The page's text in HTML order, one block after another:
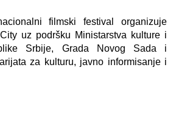
filmski festival organizuje
uz podršku Ministarstva kulture i
Srbije, Grada Novog Sada i
za kulturu, javno informisanje i